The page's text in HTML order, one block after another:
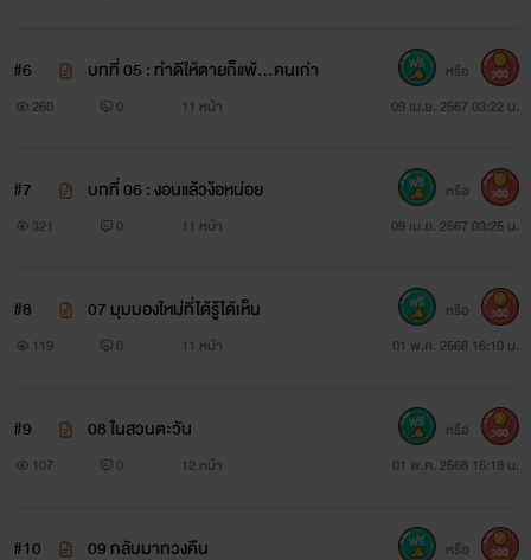
#6 บทที่ 05 : ทำดีให้ตายก็แพ้…คนเก่า
260 0 11 หน้า 09 เม.ย. 2567 03:22 น.
หรือ 300
#7 บทที่ 06 : งอนแล้วง้อหน่อย
321 0 11 หน้า 09 เม.ย. 2567 03:25 น.
หรือ 300
#8 07 มุมมองใหม่ที่ได้รู้ได้เห็น
119 0 11 หน้า 01 พ.ค. 2568 16:10 น.
หรือ 300
#9 08 ในสวนตะวัน
107 0 12 หน้า 01 พ.ค. 2568 16:18 น.
หรือ 300
#10 09 กลับมาทวงคืน หรือ 300